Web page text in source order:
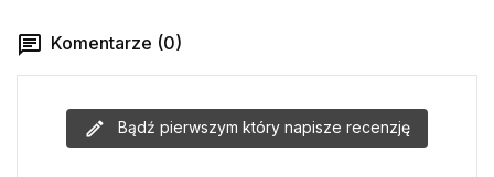
Komentarze (0)
Bądź pierwszym który napisze recenzję